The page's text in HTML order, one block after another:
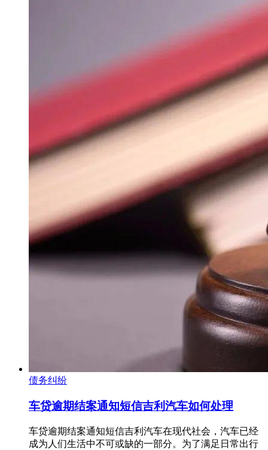
债务纠纷
车贷逾期结案通知短信吉利汽车如何处理
车贷逾期结案通知短信吉利汽车在现代社会，汽车已经
成为人们生活中不可或缺的一部分。为了满足日常出行